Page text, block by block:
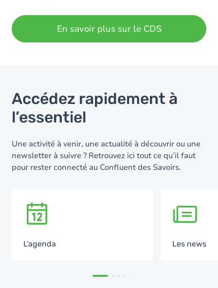
En savoir plus sur le CDS
Accédez rapidement à
l’essentiel
Une activité à venir, une actualité à découvrir ou une
newsletter à suivre ? Retrouvez ici tout ce qu’il faut
pour rester connecté au Confluent des Savoirs.
SVG
L'agenda
SVG
Les news